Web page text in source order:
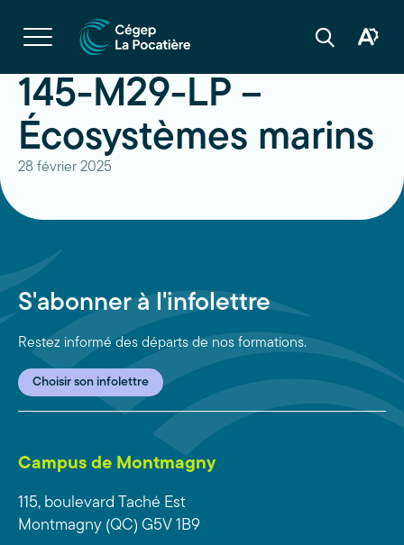
Ouvrir
la
navigation
site
Ouvrir
Ouvrir
145-M29-LP –
Écosystèmes marins
28 février 2025
S'abonner à l'infolettre
Restez informé des départs de nos formations.
Choisir son infolettre
Campus de Montmagny
115, boulevard Taché Est
Montmagny (QC) G5V 1B9